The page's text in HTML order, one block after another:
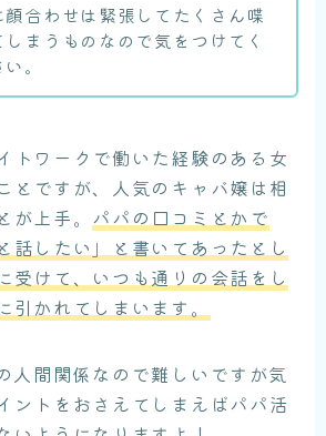
顔合わせは緊張してたくさん喋
しまうものなので気をつけてく
。
トワークで働いた経験のある女
とですが、人気のキャバ嬢は相
上手。 パパの口コミとかで
話したい」と書いてあったとし
受けて、いつも通りの会話をし
引かれてしまいます。
人間関係なので難しいですが気
ントをおさえてしまえばパパ活